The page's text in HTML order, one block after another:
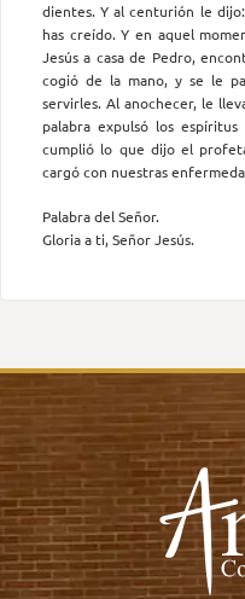
dientes. Y al centurión le
has creído. Y en aquel
Jesús a casa de Pedro,
cogió de la mano, y se le
servirles. Al anochecer, le
palabra expulsó los
cumplió lo que dijo el
cargó con nuestras
Palabra del Señor.
Gloria a ti, Señor Jesús.